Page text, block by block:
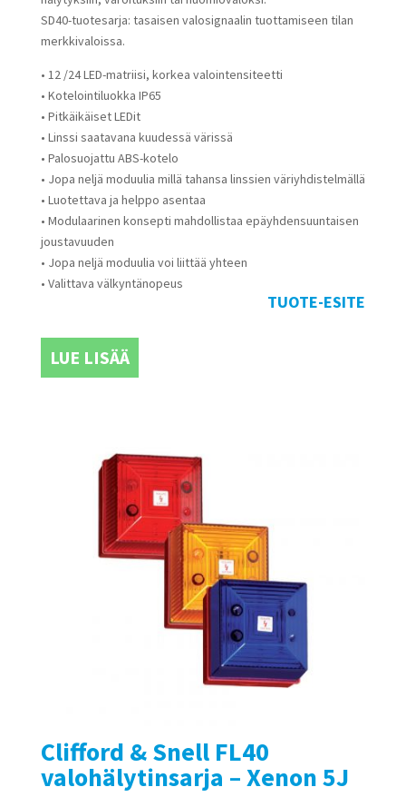
SD40-tuotesarja: tasaisen valosignaalin tuottamiseen tilan
merkkivaloissa.
• 12 /24 LED-matriisi, korkea valointensiteetti
• Kotelointiluokka IP65
• Pitkäikäiset LEDit
• Linssi saatavana kuudessä värissä
• Palosuojattu ABS-kotelo
• Jopa neljä moduulia millä tahansa linssien väriyhdistelmällä
• Luotettava ja helppo asentaa
• Modulaarinen konsepti mahdollistaa epäyhdensuuntaisen
joustavuuden
• Jopa neljä moduulia voi liittää yhteen
• Valittava välkyntänopeus
TUOTE-ESITE
LUE LISÄÄ
Clifford & Snell FL40
valohälytinsarja – Xenon 5J